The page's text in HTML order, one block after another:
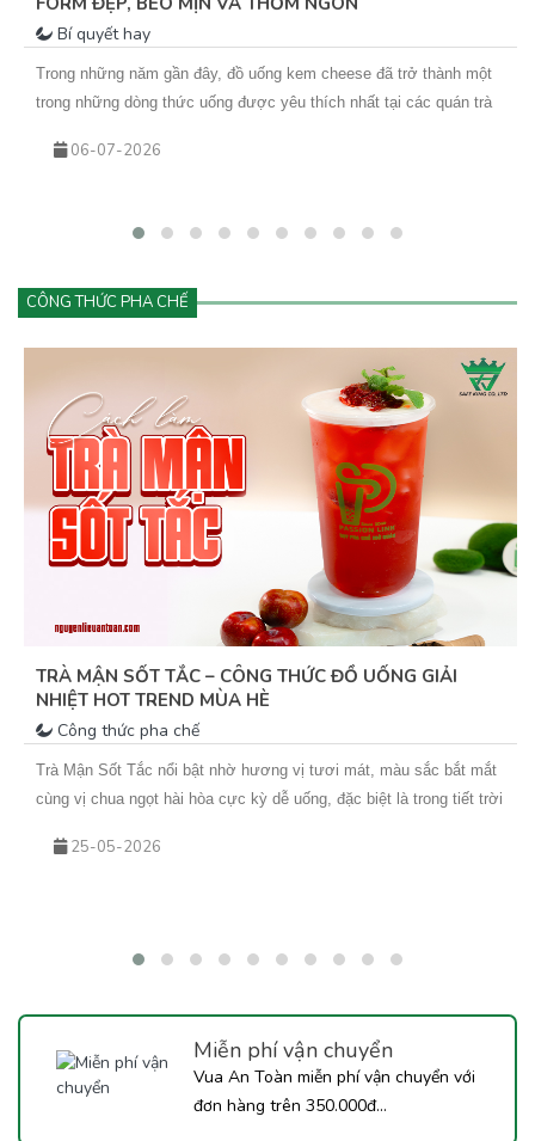
Bí quyết hay
Trong những năm gần đây, đồ uống kem cheese đã trở thành một
trong những dòng thức uống được yêu thích nhất tại các quán trà
cheese đến cà phê kem cheese hay matcha kem cheese, tất cả
06-07-2026
CÔNG THỨC PHA CHẾ
TRÀ MẬN SỐT TẮC – CÔNG THỨC ĐỒ UỐNG GIẢI
NHIỆT HOT TREND MÙA HÈ
Công thức pha chế
Trà Mận Sốt Tắc nổi bật nhờ hương vị tươi mát, màu sắc bắt mắt
cùng vị chua ngọt hài hòa cực kỳ dễ uống, đặc biệt là trong tiết trời
đậm vị và sốt tắc chua thanh giúp món nước này không chỉ giải
Toàn khám phá ngay công thức Trà Mận Sốt Tắc dưới đây nhé!
25-05-2026
Miễn phí vận chuyển
Vua An Toàn miễn phí vận chuyển với
đơn hàng trên 350.000đ...